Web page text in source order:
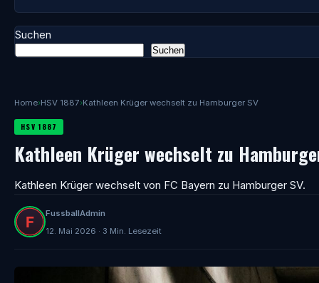
Home›HSV 1887›Kathleen Krüger wechselt zu Hamburger SV
HSV 1887
Kathleen Krüger wechselt zu
Kathleen Krüger wechselt von FC Bayern zu Hamburger SV.
FussballAdmin
12. Mai 2026 · 3 Min. Lesezeit
Suchen
Suchen